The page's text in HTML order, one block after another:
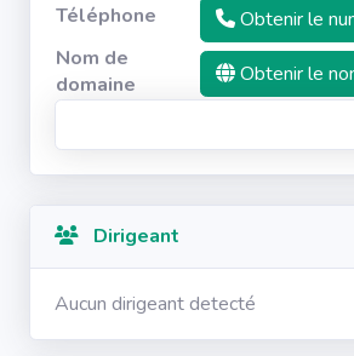
Téléphone
Obtenir le
Nom de
domaine
Obtenir le
Dirigeant
Aucun dirigeant detecté